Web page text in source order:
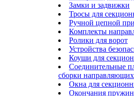
Замки и задвижки
Тросы для
Ручной цепной
Комплекты
Ролики для ворот
Устройства
Коуши для
Соединительные
сборки направляющих
Окна для
Окончания пружин